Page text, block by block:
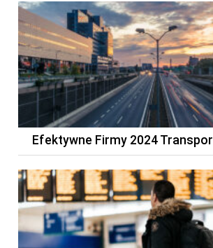
Efektywne Firmy 2024